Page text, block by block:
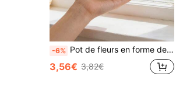
-6% Pot de fleurs en forme de cœur imprimé en 3D, mini et mignon, pot de plante grasse, organisateur de bureau multifonctionnel, convient pour le bureau, le bureau, la décoration de rebord de fenêtre, excellente idée de cadeau (se référer à l'image SKU)
3,56€ 3,82€